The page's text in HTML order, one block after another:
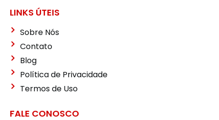
LINKS ÚTEIS
Sobre Nós
Contato
Blog
Política de Privacidade
Termos de Uso
FALE CONOSCO